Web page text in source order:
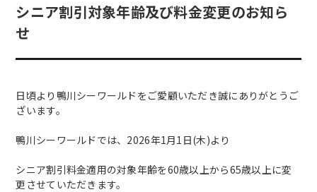
シニア割引対象年齢及び料金変更のお知ら
せ
日頃より鴨川シーワールドをご愛顧いただき誠にありがとうご
ざいます。
鴨川シーワールドでは、2026年1月1日(木)より
シニア割引料金適用の対象年齢を60歳以上から65歳以上に変
更させていただきます。